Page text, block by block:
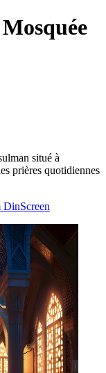
situé à
prières quotidiennes
DinScreen